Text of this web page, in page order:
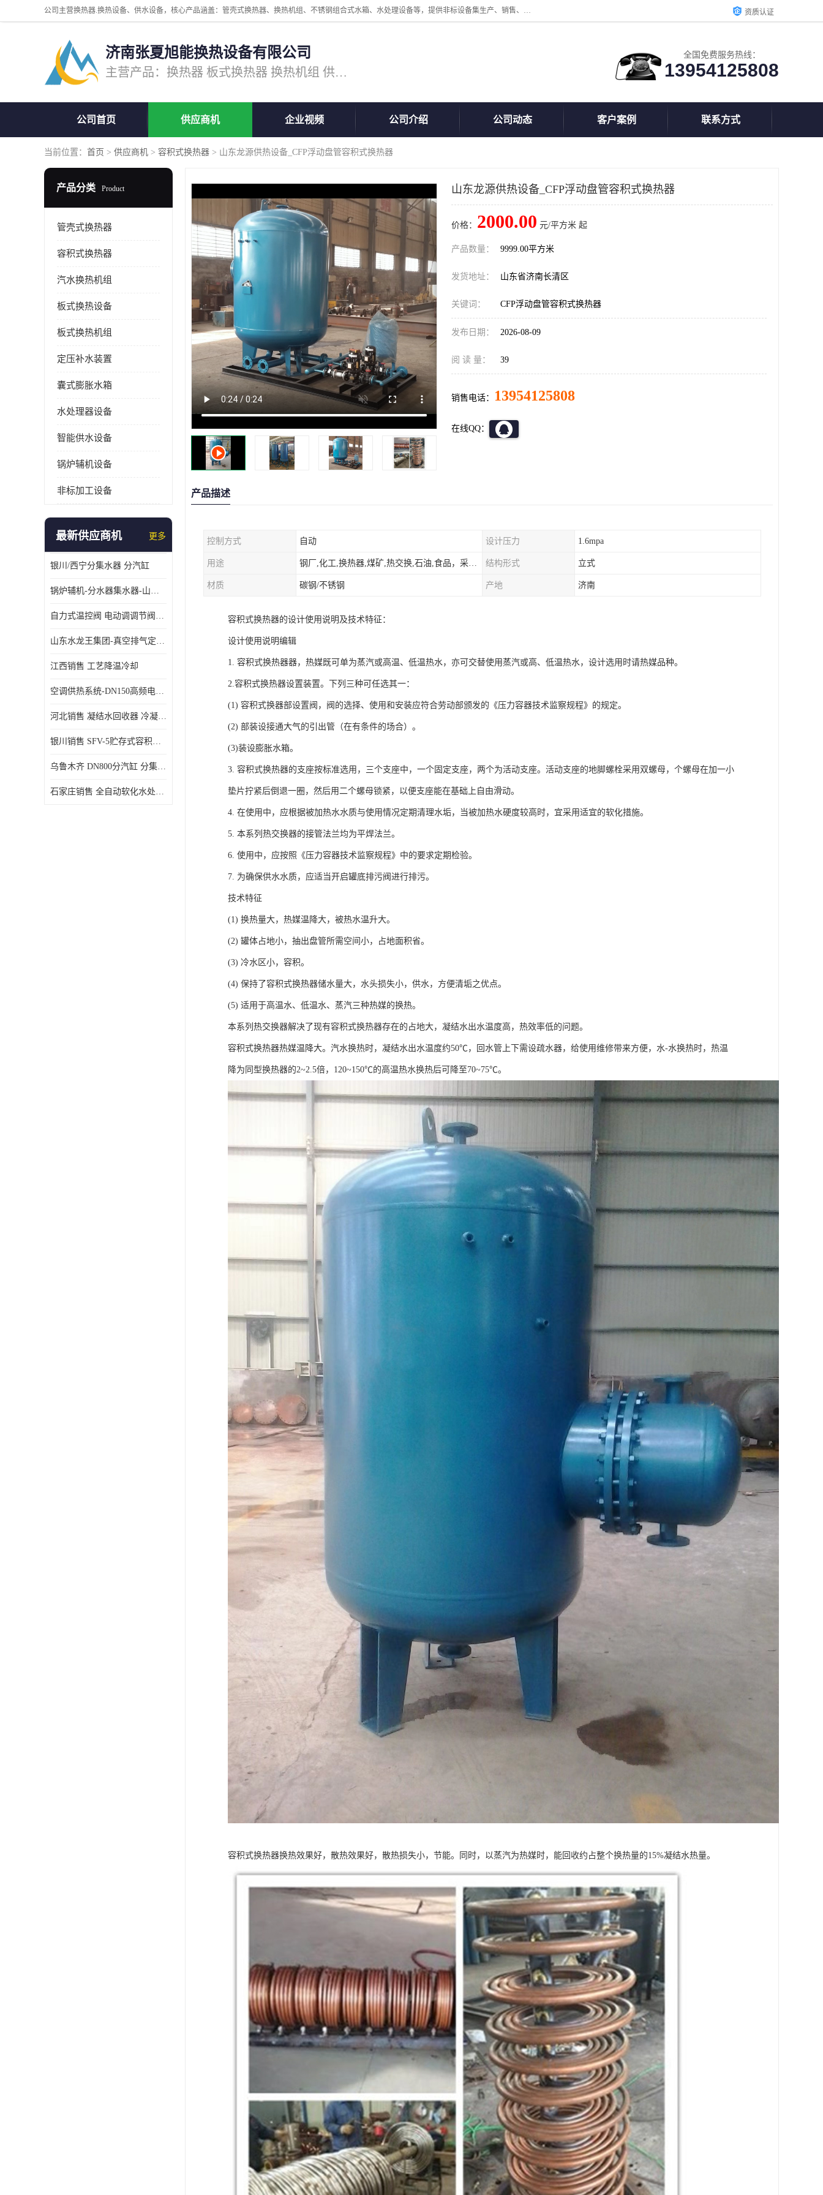
公司主营换热器.换热设备、供水设备，核心产品涵盖：管壳式换热器、换热机组、不锈钢组合式水箱、水处理设备等，提供非标设备集生产、销售、安装一体化服务，可满足全国酒店、学校、医院、商业综合体、工业项目等多场景换热与供水需求。 资质认证
济南张夏旭能换热设备有限公司
主营产品：换热器 板式换热器 换热机组 供水设备 水处理设备
全国免费服务热线：
13954125808
公司首页 供应商机 企业视频 公司介绍 公司动态 客户案例 联系方式
当前位置： 首页 > 供应商机 > 容积式换热器 > 山东龙源供热设备_CFP浮动盘管容积式换热器
产品分类 Product
管壳式换热器
容积式换热器
汽水换热机组
板式换热设备
板式换热机组
定压补水装置
囊式膨胀水箱
水处理器设备
智能供水设备
锅炉辅机设备
非标加工设备
最新供应商机 更多
银川/西宁分集水器 分汽缸
锅炉辅机-分水器集水器-山东龙源供热设备
自力式温控阀 电动调调节阀温控阀-济南张夏水暖设备
山东水龙王集团-真空排气定压机组
江西销售 工艺降温冷却
空调供热系统-DN150高频电子水除垢仪
河北销售 凝结水回收器 冷凝水回收器
银川销售 SFV-5贮存式容积式换热器
乌鲁木齐 DN800分汽缸 分集水器
石家庄销售 全自动软化水处理器
山东龙源供热设备_CFP浮动盘管容积式换热器
价格： 2000.00 元/平方米 起
产品数量： 9999.00平方米
发货地址： 山东省济南长清区
关键词： CFP浮动盘管容积式换热器
发布日期： 2026-08-09
阅 读 量： 39
销售电话： 13954125808
在线QQ：
产品描述
控制方式 自动 设计压力 1.6mpa
用途 钢厂,化工,换热器,煤矿,热交换,石油,食品，采暖.供热.空调。 结构形式 立式
材质 碳钢/不锈钢 产地 济南
容积式换热器的设计使用说明及技术特征：
设计使用说明编辑
1. 容积式换热器器，热媒既可单为蒸汽或高温、低温热水，亦可交替使用蒸汽或高、低温热水，设计选用时请热媒品种。
2.容积式换热器设置装置。下列三种可任选其一：
(1) 容积式换器部设置阀，阀的选择、使用和安装应符合劳动部颁发的《压力容器技术监察规程》的规定。
(2) 部装设接通大气的引出管（在有条件的场合）。
(3)装设膨胀水箱。
3. 容积式换热器的支座按标准选用，三个支座中，一个固定支座，两个为活动支座。活动支座的地脚螺栓采用双螺母，个螺母在加一小
垫片拧紧后倒退一圈，然后用二个螺母锁紧，以便支座能在基础上自由滑动。
4. 在使用中，应根据被加热水水质与使用情况定期清理水垢，当被加热水硬度较高时，宜采用适宜的软化措施。
5. 本系列热交换器的接管法兰均为平焊法兰。
6. 使用中，应按照《压力容器技术监察规程》中的要求定期检验。
7. 为确保供水水质，应适当开启罐底排污阀进行排污。
技术特征
(1) 换热量大，热媒温降大，被热水温升大。
(2) 罐体占地小，抽出盘管所需空间小，占地面积省。
(3) 冷水区小，容积。
(4) 保持了容积式换热器储水量大，水头损失小，供水，方便清垢之优点。
(5) 适用于高温水、低温水、蒸汽三种热媒的换热。
本系列热交换器解决了现有容积式换热器存在的占地大，凝结水出水温度高，热效率低的问题。
容积式换热器热媒温降大。汽水换热时，凝结水出水温度约50℃，回水管上下需设疏水器，给使用维修带来方便，水-水换热时，热温
降为同型换热器的2~2.5倍，120~150℃的高温热水换热后可降至70~75℃。
容积式换热器换热效果好，散热效果好，散热损失小，节能。同时，以蒸汽为热媒时，能回收约占整个换热量的15%凝结水热量。